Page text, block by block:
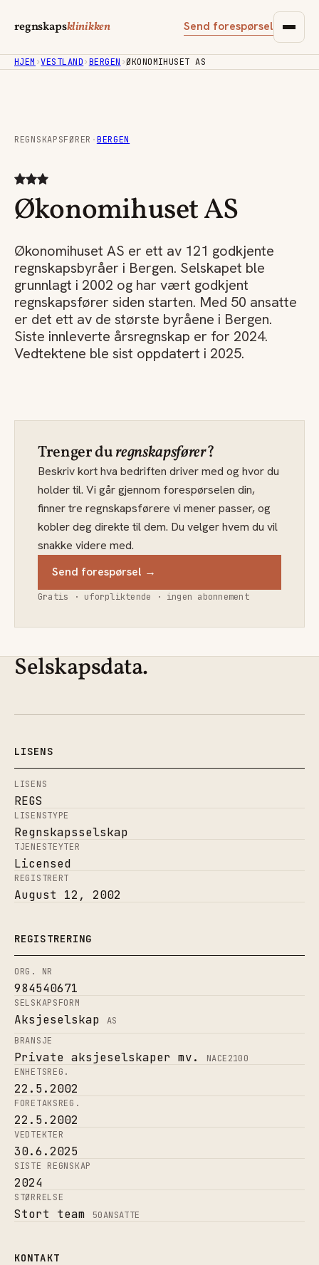
regnskapsklinikken Send forespørsel
HJEM ›VESTLAND›BERGEN ›ØKONOMIHUSET AS
REGNSKAPSFØRER ·BERGEN
Økonomihuset AS
Økonomihuset AS er ett av 121 godkjente
regnskapsbyråer i Bergen. Selskapet ble
grunnlagt i 2002 og har vært godkjent
regnskapsfører siden starten. Med 50 ansatte
er det ett av de største byråene i Bergen.
Siste innleverte årsregnskap er for 2024.
Vedtektene ble sist oppdatert i 2025.
Trenger duregnskapsfører?
Beskriv kort hva bedriften driver med og hvor du
holder til. Vi går gjennom forespørselen din,
finner tre regnskapsførere vi mener passer, og
kobler deg direkte til dem. Du velger hvem du vil
snakke videre med.
Send forespørsel →
Gratis · uforpliktende · ingen abonnement
Selskapsdata.
LISENS
LISENS
REGS
LISENSTYPE
Regnskapsselskap
TJENESTEYTER
Licensed
REGISTRERT
August 12, 2002
REGISTRERING
ORG. NR
984540671
SELSKAPSFORM
Aksjeselskap
AS
BRANSJE
Private aksjeselskaper mv. NACE2100
ENHETSREG.
22.5.2002
FORETAKSREG.
22.5.2002
VEDTEKTER
30.6.2025
SISTE REGNSKAP
2024
STØRRELSE
Stort team 50ANSATTE
KONTAKT